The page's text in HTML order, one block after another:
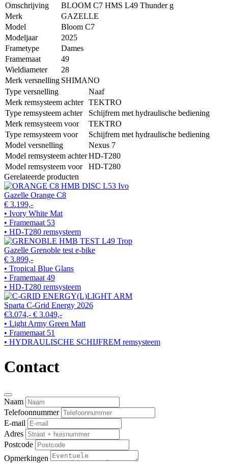
Omschrijving
BLOOM C7 HMS L49 Thunder g
Merk
GAZELLE
Model
Bloom C7
Modeljaar
2025
Frametype
Dames
Framemaat
49
Wieldiameter
28
Merk versnelling SHIMANO
Type versnelling
Naaf
Merk remsysteem achter TEKTRO
Type remsysteem achter
Schijfrem met hydraulische bediening
Merk remsysteem voor
TEKTRO
Type remsysteem voor
Schijfrem met hydraulische bediening
Model versnelling
Nexus 7
Model remsysteem achterHD-T280
Model remsysteem voor
HD-T280
Gerelateerde producten
Gazelle Orange C8
€ 3.199,-
• Ivory White Mat
• Framemaat 53
• HD-T280 remsysteem
Gazelle Grenoble test e-bike
€ 3.899,-
• Tropical Blue Glans
• Framemaat 49
• HD-T280 remsysteem
Sparta C-Grid Energy 2026
€3.074,- € 3.049,-
• Light Army Green Matt
• Framemaat 51
• HYDRAULISCHE SCHIJFREM remsysteem
Contact
Naam
Telefoonnummer
E-mail
Adres
Postcode
Opmerkingen